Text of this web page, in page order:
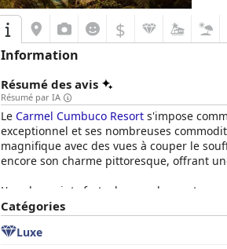
$
Information
Résumé des avis
Résumé par IA
Le Carmel Cumbuco Resort s'impose
exceptionnel et ses nombreuses
magnifique avec des vues à couper le
encore son charme pittoresque, offrant
L'un des points forts du complexe est
Avec des options répondant à divers
exceptionnel, souvent apprécié avec une
son excellent service et ses expériences
Catégories
Luxe